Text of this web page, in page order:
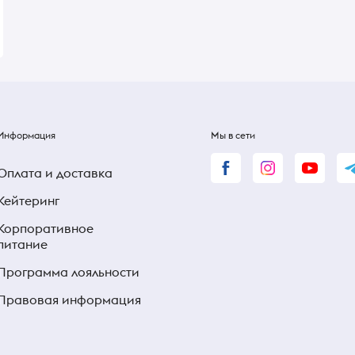
и доставка
лояльности
информация
Мы в сети